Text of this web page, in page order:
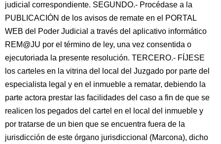
judicial correspondiente. SEGUNDO.- Procédase a la
PUBLICACIÓN de los avisos de remate en el PORTAL
WEB del Poder Judicial a través del aplicativo informático
REM@JU por el término de ley, una vez consentida o
ejecutoriada la presente resolución. TERCERO.- FÍJESE
los carteles en la vitrina del local del Juzgado por parte del
especialista legal y en el inmueble a rematar, debiendo la
parte actora prestar las facilidades del caso a fin de que se
realicen los pegados del cartel en el local del inmueble y
por tratarse de un bien que se encuentra fuera de la
jurisdicción de este órgano jurisdiccional (Marcona), dicho